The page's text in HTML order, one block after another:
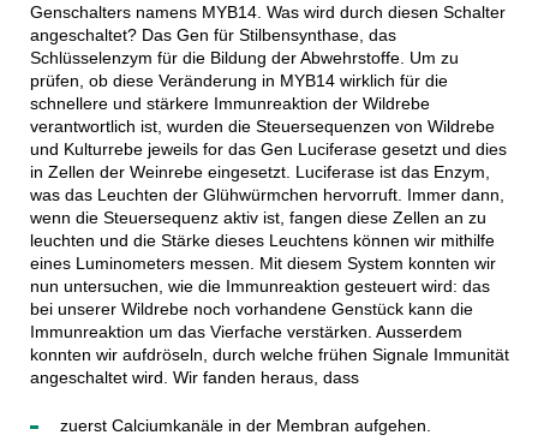
Genschalters namens MYB14. Was wird durch diesen Schalter
angeschaltet? Das Gen für Stilbensynthase, das
Schlüsselenzym für die Bildung der Abwehrstoffe. Um zu
prüfen, ob diese Veränderung in MYB14 wirklich für die
schnellere und stärkere Immunreaktion der Wildrebe
verantwortlich ist, wurden die Steuersequenzen von Wildrebe
und Kulturrebe jeweils for das Gen Luciferase gesetzt und dies
in Zellen der Weinrebe eingesetzt. Luciferase ist das Enzym,
was das Leuchten der Glühwürmchen hervorruft. Immer dann,
wenn die Steuersequenz aktiv ist, fangen diese Zellen an zu
leuchten und die Stärke dieses Leuchtens können wir mithilfe
eines Luminometers messen. Mit diesem System konnten wir
nun untersuchen, wie die Immunreaktion gesteuert wird: das
bei unserer Wildrebe noch vorhandene Genstück kann die
Immunreaktion um das Vierfache verstärken. Ausserdem
konnten wir aufdröseln, durch welche frühen Signale Immunität
angeschaltet wird. Wir fanden heraus, dass
zuerst Calciumkanäle in der Membran aufgehen.